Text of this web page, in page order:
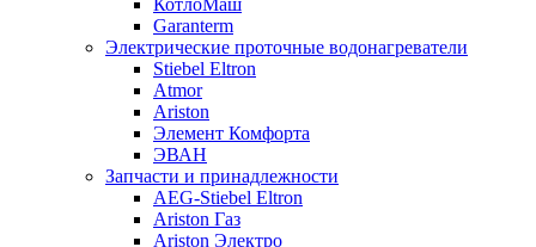
КотлоМаш
Garanterm
Электрические проточные водонагреватели
Stiebel Eltron
Atmor
Ariston
Элемент Комфорта
ЭВАН
Запчасти и принадлежности
AEG-Stiebel Eltron
Ariston Газ
Ariston Электро